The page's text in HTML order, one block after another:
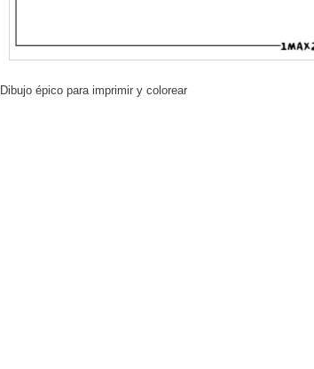
Dibujo épico para imprimir y colorear